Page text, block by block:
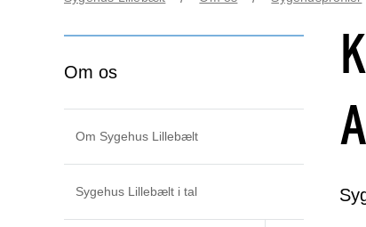
Om os
Om Sygehus Lillebælt
Sygehus Lillebælt i tal